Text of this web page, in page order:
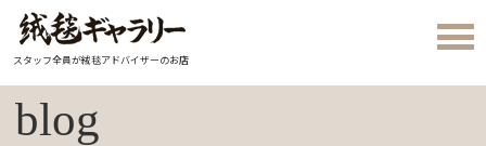
スタッフ全員が絨毯アドバイザーのお店
blog